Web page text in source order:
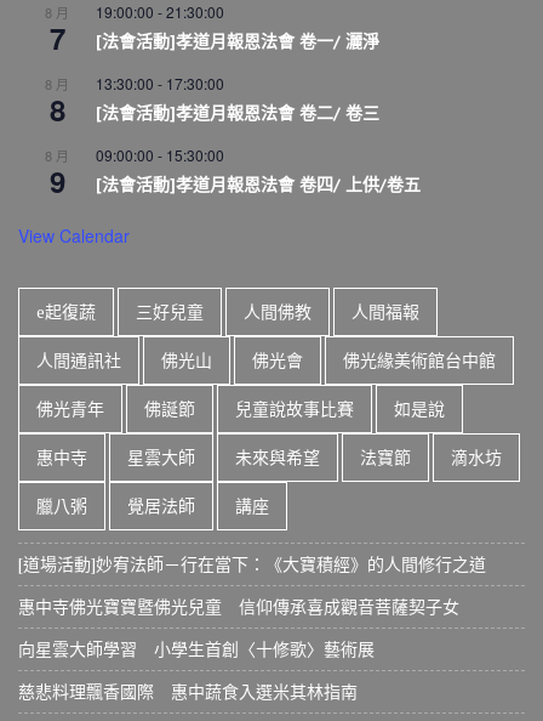
8 月
7
19:00:00 -21:30:00
[法會活動]孝道月報恩法會 卷一/ 灑淨
8 月
8
13:30:00 - 17:30:00
[法會活動]孝道月報恩法會 卷二/ 卷三
8 月
9
09:00:00 - 15:30:00
[法會活動]孝道月報恩法會 卷四/ 上供/卷五
View Calendar
e起復蔬 三好兒童 人間佛教 人間福報
人間通訊社 佛光山 佛光會 佛光緣美術館台中館
佛光青年 佛誕節 兒童說故事比賽 如是說
惠中寺 星雲大師 未來與希望 法寶節 滴水坊
臘八粥 覺居法師 講座
[道場活動]妙宥法師－行在當下：《大寶積經》的人間修行之道
惠中寺佛光寶寶暨佛光兒童 信仰傳承喜成觀音菩薩契子女
向星雲大師學習 小學生首創〈十修歌〉藝術展
慈悲料理飄香國際 惠中蔬食入選米其林指南